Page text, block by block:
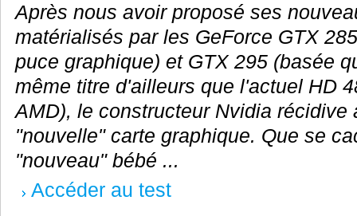
Après nous avoir proposé ses
matérialisés par les GeForce GTX
puce graphique) et GTX 295 (basée
même titre d'ailleurs que l'actuel HD
AMD), le constructeur Nvidia récidive
"nouvelle" carte graphique. Que se
"nouveau" bébé ...
Accéder au test